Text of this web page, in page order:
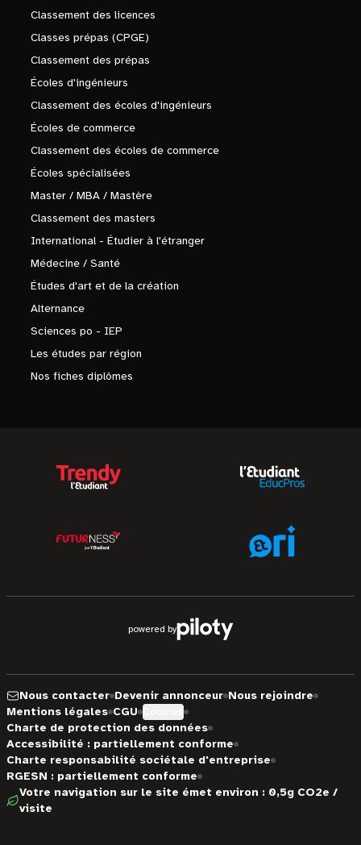
Classement des licences
Classes prépas (CPGE)
Classement des prépas
Écoles d'ingénieurs
Classement des écoles d'ingénieurs
Écoles de commerce
Classement des écoles de commerce
Écoles spécialisées
Master / MBA / Mastère
Classement des masters
International - Étudier à l'étranger
Médecine / Santé
Études d'art et de la création
Alternance
Sciences po - IEP
Les études par région
Nos fiches diplômes
powered by
Nous contacter Devenir annonceur Nous rejoindre
Mentions légales CGU
Charte de protection des données
Accessibilité : partiellement conforme
Charte responsabilité sociétale d'entreprise
RGESN : partiellement conforme
Votre navigation sur le site émet environ : 0,5g CO2e /
visite